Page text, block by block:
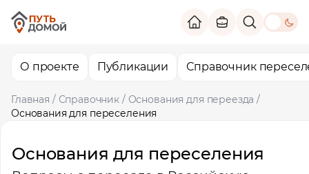
theme
О проекте Публикации Справочник
Главная / Справочник / Основания для переезда /
Основания для переселения
Основания для переселения